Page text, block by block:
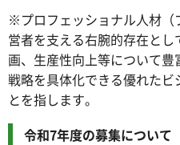
※プロフェッショナル人材（
営者を支える右腕的存在と
画、生産性向上等について
戦略を具体化できる優れた
とを指します。
令和7年度の募集について